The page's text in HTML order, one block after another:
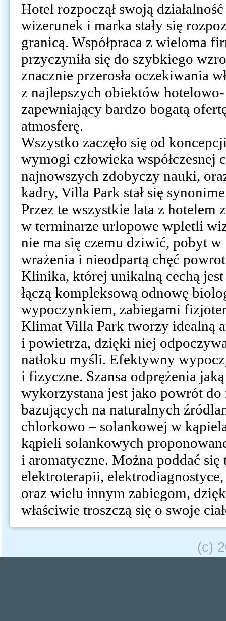
Hotel rozpoczął swoją
wizerunek i marka stały się
granicą. Współpraca z wieloma
przyczyniła się do szybkiego
znacznie przerosła oczekiwania
z najlepszych obiektów
zapewniający bardzo bogatą
atmosferę.
Wszystko zaczęło się od
wymogi człowieka
najnowszych zdobyczy nauki,
kadry, Villa Park stał się
Przez te wszystkie lata z hotelem
w terminarze urlopowe wpletli
nie ma się czemu dziwić, pobyt
wrażenia i nieodpartą chęć
Klinika, której unikalną cechą
łączą kompleksową odnowę
wypoczynkiem, zabiegami
Klimat Villa Park tworzy idealną
i powietrza, dzięki niej
natłoku myśli. Efektywny
i fizyczne. Szansa odprężenia
wykorzystana jest jako powrót do
bazujących na naturalnych
chlorkowo – solankowej w
kąpieli solankowych
i aromatyczne. Można poddać
elektroterapii,
oraz wielu innym zabiegom,
właściwie troszczą się o swoje
(c)